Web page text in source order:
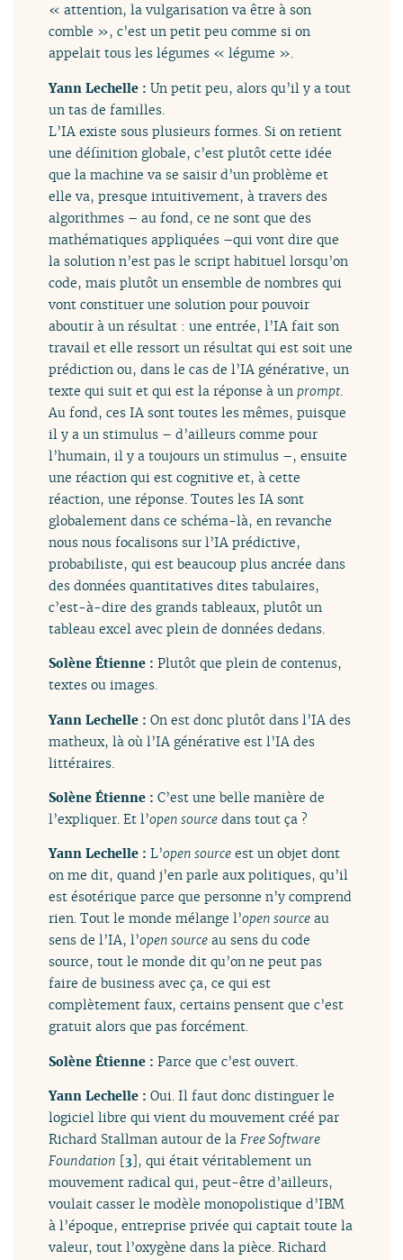
« attention, la vulgarisation va être à son
comble », c’est un petit peu comme si on
appelait tous les légumes « légume ».
Yann Lechelle :Un petit peu, alors qu’il y a tout
un tas de familles.
L’IA existe sous plusieurs formes. Si on retient
une définition globale, c’est plutôt cette idée
que la machine va se saisir d’un problème et
elle va, presque intuitivement, à travers des
algorithmes – au fond, ce ne sont que des
mathématiques appliquées –qui vont dire que
la solution n’est pas le script habituel lorsqu’on
code, mais plutôt un ensemble de nombres qui
vont constituer une solution pour pouvoir
aboutir à un résultat : une entrée, l’IA fait son
travail et elle ressort un résultat qui est soit une
prédiction ou, dans le cas de l’IA générative, un
texte qui suit et qui est la réponse à un prompt
Au fond, ces IA sont toutes les mêmes, puisque
il y a un stimulus – d’ailleurs comme pour
l’humain, il y a toujours un stimulus –, ensuite
une réaction qui est cognitive et, à cette
réaction, une réponse. Toutes les IA sont
globalement dans ce schéma-là, en revanche
nous nous focalisons sur l’IA prédictive,
probabiliste, qui est beaucoup plus ancrée dans
des données quantitatives dites tabulaires,
c’est-à-dire des grands tableaux, plutôt un
tableau excel avec plein de données dedans.
Solène Étienne :Plutôt que plein de contenus,
textes ou images.
Yann Lechelle :On est donc plutôt dans l’IA des
matheux, là où l’IA générative est l’IA des
littéraires.
Solène Étienne :C’est une belle manière de
l’expliquer. Et l’open source dans tout ça ?
Yann Lechelle :L’open source est un objet dont
on me dit, quand j’en parle aux politiques, qu’il
est ésotérique parce que personne n’y comprend
rien. Tout le monde mélange l’open source au
sens de l’IA, l’open source au sens du code
source, tout le monde dit qu’on ne peut pas
faire de business avec ça, ce qui est
complètement faux, certains pensent que c’est
gratuit alors que pas forcément.
Solène Étienne :Parce que c’est ouvert.
Yann Lechelle :Oui. Il faut donc distinguer le
logiciel libre qui vient du mouvement créé par
Richard Stallman autour de laFree Software
Foundation [3], qui était véritablement un
mouvement radical qui, peut-être d’ailleurs,
voulait casser le modèle monopolistique d’IBM
à l’époque, entreprise privée qui captait toute la
valeur, tout l’oxygène dans la pièce. Richard